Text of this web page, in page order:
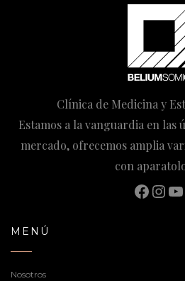
Clínica de Medicina y
Estamos a la vanguardia en las
mercado, ofrecemos amplia
con
MENÚ
Nosotros